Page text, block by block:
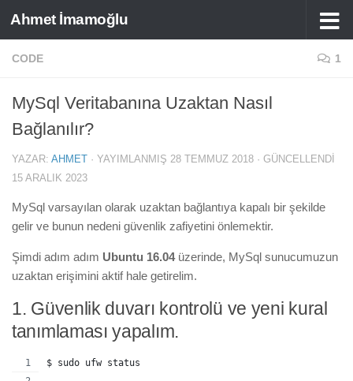
Skip to content
Ahmet İmamoğlu
CODE 1
MySql Veritabanına Uzaktan Nasıl
Bağlanılır?
YAZAR: AHMET · YAYIMLANMIŞ 28 TEMMUZ 2018 · GÜNCELLENDI
15 ARALIK 2023
MySql varsayılan olarak uzaktan bağlantıya kapalı bir şekilde
gelir ve bunun nedeni güvenlik zafiyetini önlemektir.
Şimdi adım adım Ubuntu 16.04üzerinde, MySql sunucumuzun
uzaktan erişimini aktif hale getirelim.
1. Güvenlik duvarı kontrolü ve yeni kural
tanımlaması yapalım.
$ sudo ufw status